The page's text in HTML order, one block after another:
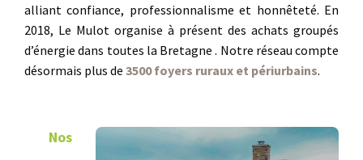
alliant confiance, professionnalisme et honnêteté. En
2018, Le Mulot organise à présent des achats groupés
d’énergie dans toutes la Bretagne . Notre réseau compte
désormais plus de 3500 foyers ruraux et périurbains.
Nos